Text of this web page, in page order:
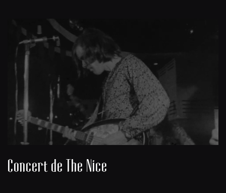
Concert de The Nice